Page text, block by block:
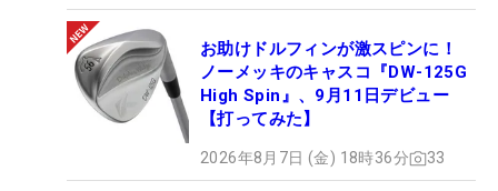
お助けドルフィンが激スピンに！
ノーメッキのキャスコ『DW-125G
High Spin』、9月11日デビュー
【打ってみた】
2026年8月7日 (金) 18時36分 33